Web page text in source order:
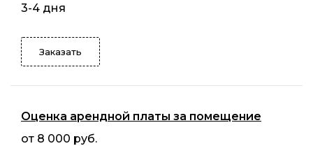
3-4 дня
Заказать
Оценка арендной платы за помещение
от 8 000 руб.